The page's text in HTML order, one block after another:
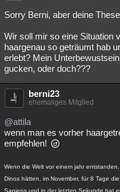
Sorry Berni, aber deine
Wir soll mir so eine Situation
haargenau so geträumt hab
erlebt? Mein
gucken, oder doch???
berni23
ehemaliges Mitglied
@attila
wenn man es vorher
empfehlen!
Wenn die Welt vor einem jahr
Dinos hätten, im November, für 8 Tage
Sapiens und in der letzten Sekunde hat